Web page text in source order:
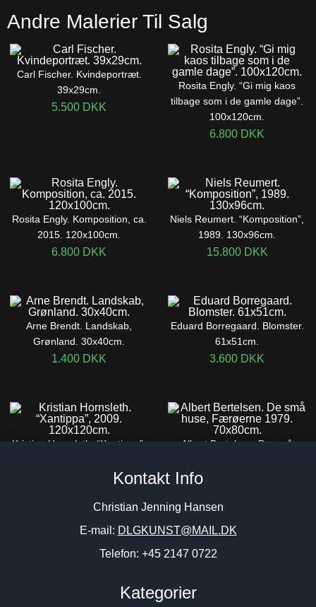
Andre Malerier Til Salg
Carl Fischer. Kvindeportræt.
39x29cm.
5.500 DKK
Rosita Engly. “Gi mig kaos
tilbage som i de gamle dage”.
100x120cm.
6.800 DKK
Rosita Engly. Komposition, ca.
2015. 120x100cm.
6.800 DKK
Niels Reumert. “Komposition”,
1989. 130x96cm.
15.800 DKK
Arne Brendt. Landskab,
Grønland. 30x40cm.
1.400 DKK
Eduard Borregaard. Blomster.
61x51cm.
3.600 DKK
Kristian Hornsleth. “Xantippa”,
Albert Bertelsen. De små
Kontakt Info
Christian Jenning Hansen
E-mail: DLGKUNST@MAIL.DK
Telefon: +45 2147 0722
Kategorier